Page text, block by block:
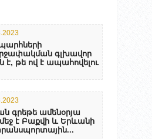
գլխավոր
է, թե ով է ապահովելու
գրեթե ամենօրյա
է Բաքվի և Երևանի